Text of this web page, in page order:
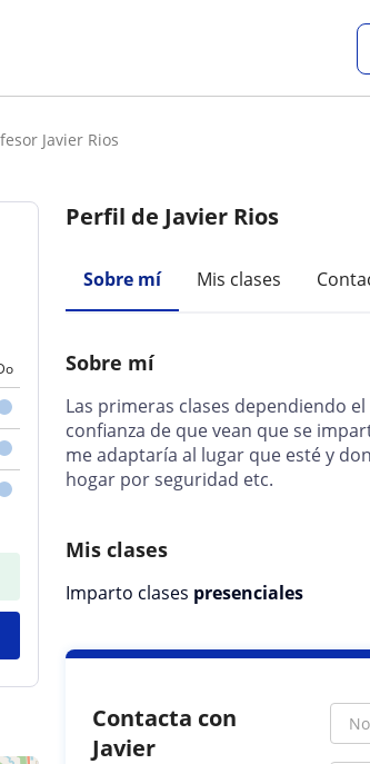
Javier Rios
Perfil de Javier Rios
Sobre mí Mis clases
Sobre mí
Las primeras clases dependiendo
confianza de que vean que se
me adaptaría al lugar que esté y
hogar por seguridad etc.
Mis clases
Imparto clases presenciales
Contacta con
Javier